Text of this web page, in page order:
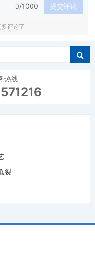
0/1000 提交评论
评论了
热线
裂